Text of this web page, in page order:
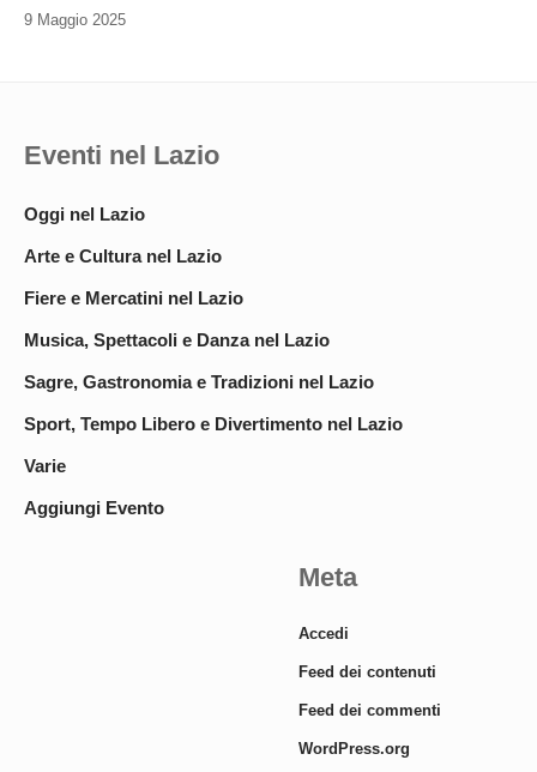
9 Maggio 2025
Eventi nel Lazio
Oggi nel Lazio
Arte e Cultura nel Lazio
Fiere e Mercatini nel Lazio
Musica, Spettacoli e Danza nel Lazio
Sagre, Gastronomia e Tradizioni nel Lazio
Sport, Tempo Libero e Divertimento nel Lazio
Varie
Aggiungi Evento
Meta
Accedi
Feed dei contenuti
Feed dei commenti
WordPress.org